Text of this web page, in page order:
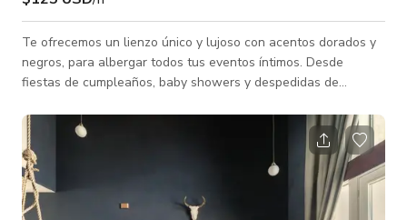
Te ofrecemos un lienzo único y lujoso con acentos dorados y
negros, para albergar todos tus eventos íntimos. Desde
fiestas de cumpleaños, baby showers y despedidas de
capacidad para hasta 12 personas, 100 sillas Phoenix Chiavari
y 8 mesas rectangulares de 6 pies. Un guardia de seguridad
estará en la entrada para garantizar tu seguridad y la de tus
invitados.